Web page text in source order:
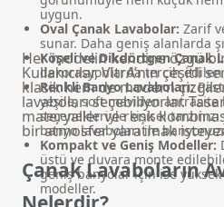
uygun.
Oval Çanak Lavabolar: Zarif
sunar. Daha geniş alanlarda
Köşeli ve Dikdörtgen Çanak
dekorasyonlarda tercih
Renkli Banyo Lavaboları:
yeşile, soft maviden antrasite
seçenekleriyle kişisel
banyo lavabolarıile
Kompakt ve Geniş Modeller:
üstü ve duvara monte
geniş banyolar için ise
modeller.
Her modelin kendine özgü
Kullanıcılar, VitrA’nın çeşitli
klasik hem de modern
lavaboları seçebiliyorlar.
materyaller ve renk
bir atmosfer yaratmak
Çanak Lavaboların